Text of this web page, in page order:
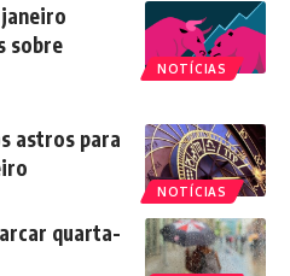
NOTÍCIAS
sobre
NOTÍCIAS
astros para
quarta-